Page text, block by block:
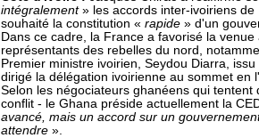
intégralement » les accords inter-ivoiriens
souhaité la constitution « rapide » d'un
Dans ce cadre, la France a favorisé la
représentants des rebelles du nord,
Premier ministre ivoirien, Seydou Diarra,
dirigé la délégation ivoirienne au sommet en
Selon les négociateurs ghanéens qui
conflit - le Ghana préside actuellement la
avancé, mais un accord sur un
attendre ».